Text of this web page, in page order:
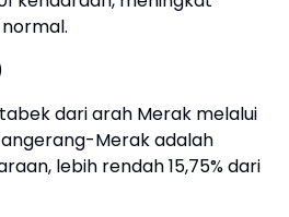
dari arah Merak melalui
Merak adalah
lebih rendah 15,75% dari